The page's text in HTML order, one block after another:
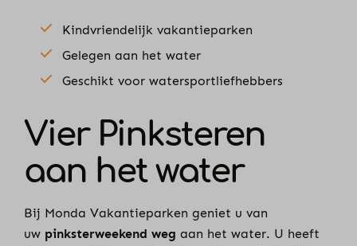
Kindvriendelijk vakantieparken
Gelegen aan het water
Geschikt voor watersportliefhebbers
Vier Pinksteren
aan het water
Bij Monda Vakantieparken geniet u van
uw pinksterweekend weg aan het water. U heeft